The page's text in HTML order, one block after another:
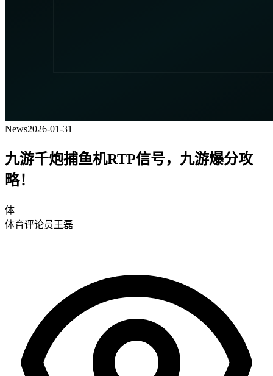
News2026-01-31
九游千炮捕鱼机RTP信号，九游爆分攻
略！
体
体育评论员王磊